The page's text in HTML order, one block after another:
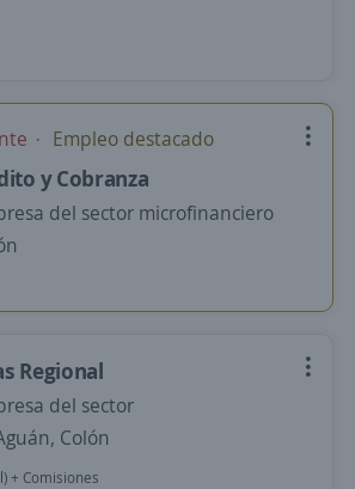
Empleo destacado
y Cobranza
del sector microfinanciero
Regional
del sector
Colón
+ Comisiones